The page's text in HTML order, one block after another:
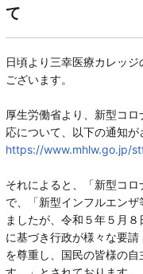
て
日頃より三幸医療カレッ
ございます。
厚生労働省より、新型コ
応について、以下の通知が
https://www.mhlw.go.jp/
それによると、「新型コ
で、「新型インフルエン
ましたが、令和５年５月
に基づき行政が様々な要
を尊重し、国民の皆様の